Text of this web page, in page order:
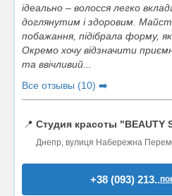
ідеально – волосся легко
доглянутим і здоровим.
побажання, підібрала форму,
Окремо хочу відзначити
та ввічливий...
Все отзывы (10) ➡️
📍 Студия красоты "BEAUTY
Днепр, вулиця Набережна
+38 (093) 213..